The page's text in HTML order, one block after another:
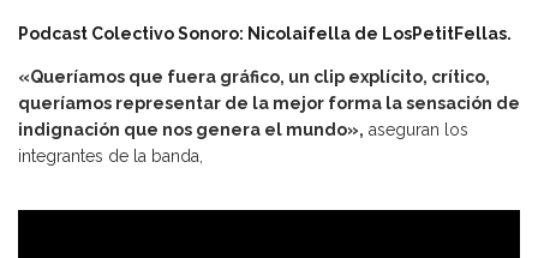
Podcast Colectivo Sonoro: Nicolaifella de LosPetitFellas.
«Queríamos que fuera gráfico, un clip explícito, crítico,
queríamos representar de la mejor forma la sensación de
indignación que nos genera el mundo», aseguran los
integrantes de la banda,